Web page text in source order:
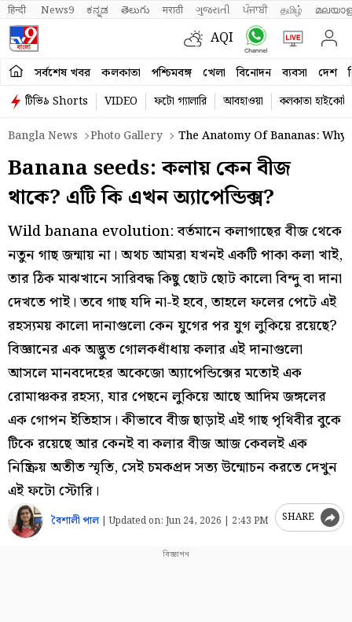
हिन्दी News9 ಕನ್ನಡ తెలుగు मराठी ગુજરાતી ਪੰਜਾਬੀ தமிழ்
AQI
সর্বশেষ খবর কলকাতা পশ্চিমবঙ্গ খেলা বিনোদন ব্যবসা দেশ
টিভি৯ Shorts VIDEO ফটো গ্যালারি আবহাওয়া
কলকাতা হাইকোর্ট
Bangla News
Photo Gallery The Anatomy Of Bananas: Why
Banana seeds: কলায় কেন বীজ
থাকে? এটি কি এখন অ্যাপেন্ডিক্স?
Wild banana evolution: বর্তমানে কলাগাছের বীজ থেকে
নতুন গাছ জন্মায় না। অথচ আমরা যখনই একটি পাকা কলা খাই,
তার ঠিক মাঝখানে সারিবদ্ধ কিছু ছোট ছোট কালো বিন্দু বা দানা
দেখতে পাই। তবে গাছ যদি না-ই হবে, তাহলে ফলের পেটে এই
রহস্যময় কালো দানাগুলো কেন যুগের পর যুগ লুকিয়ে রয়েছে?
বিজ্ঞানের এক অদ্ভুত গোলকধাঁধায় কলার এই দানাগুলো
আসলে মানবদেহের অকেজো অ্যাপেন্ডিক্সের মতোই এক
রোমাঞ্চকর রহস্য, যার পেছনে লুকিয়ে আছে আদিম জঙ্গলের
এক গোপন ইতিহাস। কীভাবে বীজ ছাড়াই এই গাছ পৃথিবীর বুকে
টিকে রয়েছে আর কেনই বা কলার বীজ আজ কেবলই এক
নিষ্ক্রিয় অতীত স্মৃতি, সেই চমকপ্রদ সত্য উন্মোচন করতে দেখুন
এই ফটো স্টোরি।
বৈশালী পাল |Updated on: Jun 24, 2026 | 2:43 PM SHARE